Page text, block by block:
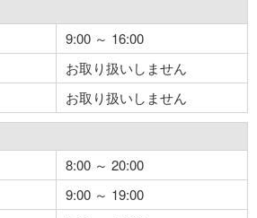
9:00 ～ 16:00
お取り扱いしません
お取り扱いしません
8:00 ～ 20:00
9:00 ～ 19:00